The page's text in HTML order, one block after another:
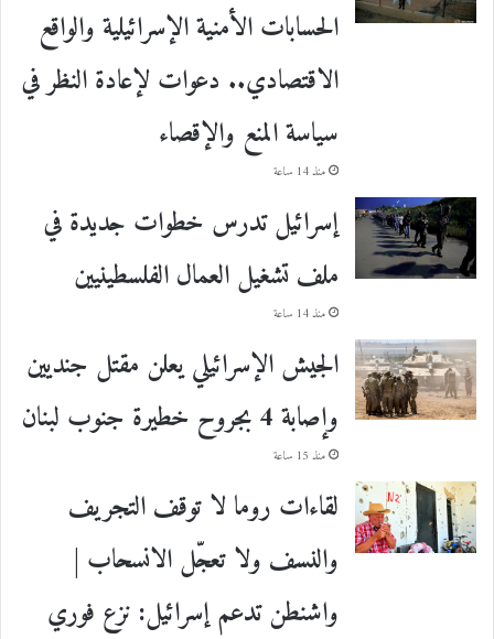
الحسابات الأمنية الإسرائيلية والواقع
الاقتصادي.. دعوات لإعادة النظر في
سياسة المنع والإقصاء
منذ 14 ساعة
إسرائيل تدرس خطوات جديدة في
ملف تشغيل العمال الفلسطينيين
منذ 14 ساعة
الجيش الإسرائيلي يعلن مقتل جنديين
وإصابة 4 بجروح خطيرة جنوب لبنان
منذ 15 ساعة
لقاءات روما لا توقف التجريف
والنسف ولا تعجّل الانسحاب |
واشنطن تدعم إسرائيل: نزع فوري